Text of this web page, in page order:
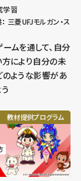
学習
三菱UFJモルガン・ス
ムを通して、自分
により自分の未
ような影響があ
教材提供プログラム